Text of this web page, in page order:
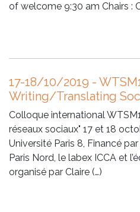
of welcome 9:30 am Chairs :
17-18/10/2019 -
Writing/Translating
Colloque international
réseaux sociaux" 17 et 18
Université Paris 8, Financé par
Paris Nord, le labex ICCA et
organisé par Claire (…)